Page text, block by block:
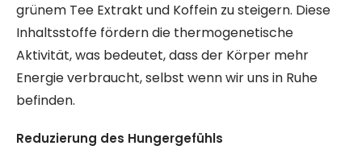
grünem Tee Extrakt und Koffein zu steigern. Diese
Inhaltsstoffe fördern die thermogenetische
Aktivität, was bedeutet, dass der Körper mehr
Energie verbraucht, selbst wenn wir uns in Ruhe
befinden.
Reduzierung des Hungergefühls